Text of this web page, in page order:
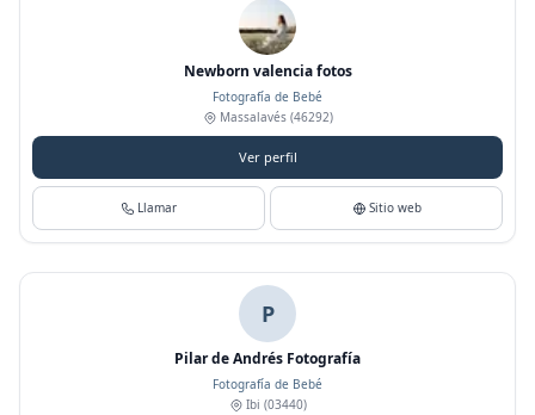
Newborn valencia fotos
Fotografía de Bebé
Massalavés(46292)
Ver perfil
Llamar Sitio web
P
Pilar de Andrés Fotografía
Fotografía de Bebé
Ibi (03440)